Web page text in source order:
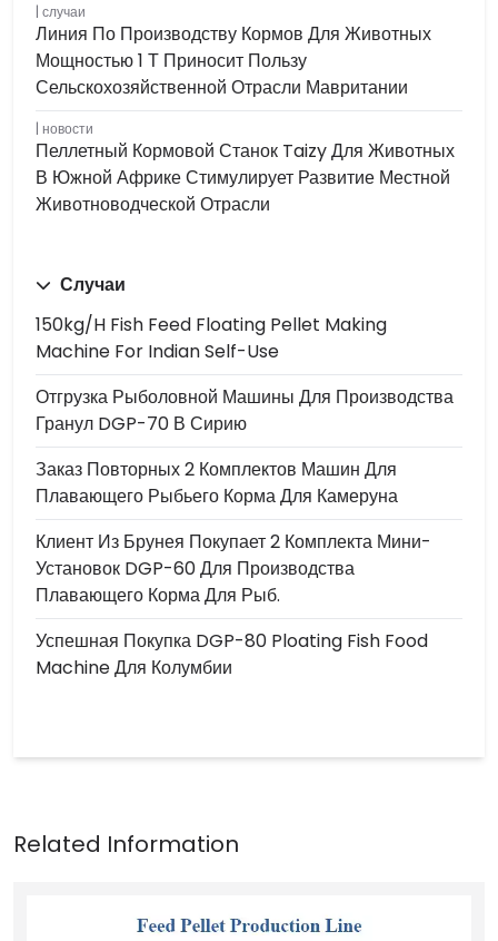
случаи
Линия По Производству Кормов Для Животных
Мощностью 1 Т Приносит Пользу
Сельскохозяйственной Отрасли Мавритании
новости
Пеллетный Кормовой Станок Taizy Для Животных
В Южной Африке Стимулирует Развитие Местной
Животноводческой Отрасли
Случаи
150kg/h Fish Feed Floating Pellet Making
Machine For Indian Self-Use
Отгрузка Рыболовной Машины Для Производства
Гранул DGP-70 В Сирию
Заказ Повторных 2 Комплектов Машин Для
Плавающего Рыбьего Корма Для Камеруна
Клиент Из Брунея Покупает 2 Комплекта Мини-
Установок DGP-60 Для Производства
Плавающего Корма Для Рыб.
Успешная Покупка DGP-80 Ploating Fish Food
Machine Для Колумбии